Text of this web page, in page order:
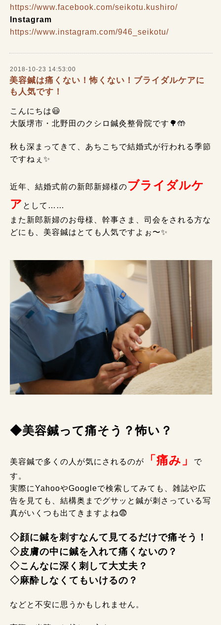
https://www.facebook.com/seikotu.kushiro/
Instagram
https://www.instagram.com/946_seikotu/
2018-10-23 14:53:00
美容鍼は痛くない！怖くない！ブライダルケアに
も人気です！
こんにちは😃
大阪堺市・北野田のクシロ鍼灸整骨院です🌳🤲
秋も深まってきて、あちこちで結婚式が行われる季節
ですねぇ✨
近年、結婚式前の新郎新婦様のブライダルケ
ア として……
また新郎新婦のお母様、幹事さま、司会をされる方な
どにも、美容鍼はとても人気ですよぉ〜✨
◆美容鍼って痛そう？怖い？
美容鍼で多くの人が気にされるのが 「痛み」
で
す。
実際にYahooやGoogleで検索してみても、雑誌や広
告を見ても、結構奥までグサッと鍼が刺さっている写
真がいくつも出てきますよね😨
◇顔に鍼を刺すなんて見てるだけで痛そう！
◇皮膚の中に鍼を入れて痛くないの？
◇こんなに深く刺して大丈夫？
◇麻酔しなくてもいけるの？
などと不安に思うかもしれません。